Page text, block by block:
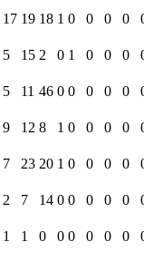
17 19 18 1 0 0 0 0
5 15 2 0 1 0 0 0
5 11 46 0 0 0 0 0
9 12 8 1 0 0 0 0
7 23 20 1 0 0 0 0
2 7 14 0 0 0 0 0
1 1 0 0 0 0 0 0